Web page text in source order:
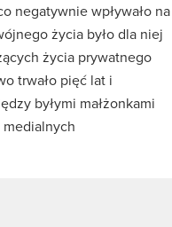
negatywnie wpływało na
życia było dla niej
życia prywatnego
trwało pięć lat i
byłymi małżonkami